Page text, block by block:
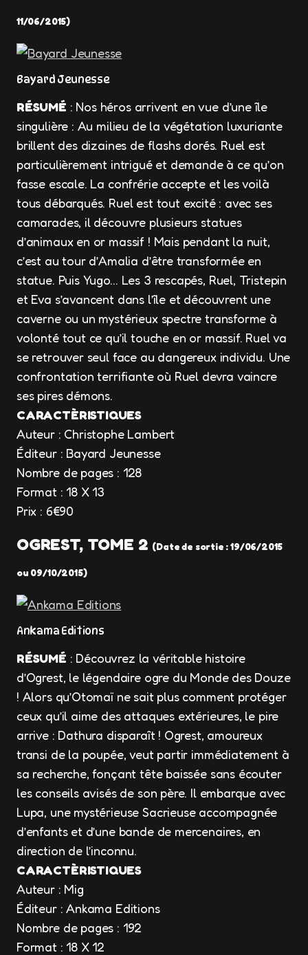
11/06/2015)
Bayard Jeunesse
RÉSUMÉ : Nos héros arrivent en vue d’une île
singulière : Au milieu de la végétation luxuriante
brillent des dizaines de flashs dorés. Ruel est
particulièrement intrigué et demande à ce qu’on
fasse escale. La confrérie accepte et les voilà
tous débarqués. Ruel est tout excité : avec ses
camarades, il découvre plusieurs statues
d’animaux en or massif ! Mais pendant la nuit,
c’est au tour d’Amalia d’être transformée en
statue. Puis Yugo… Les 3 rescapés, Ruel, Tristepin
et Eva s’avancent dans l’île et découvrent une
caverne ou un mystérieux spectre transforme à
volonté tout ce qu’il touche en or massif. Ruel va
se retrouver seul face au dangereux individu. Une
confrontation terrifiante où Ruel devra vaincre
ses pires démons.
CARACTÈRISTIQUES
Auteur : Christophe Lambert
Éditeur : Bayard Jeunesse
Nombre de pages : 128
Format : 18 X 13
Prix : 6€90
OGREST, TOME 2 (Date de sortie : 19/06/2015
ou 09/10/2015)
Ankama Editions
RÉSUMÉ : Découvrez la véritable histoire
d’Ogrest, le légendaire ogre du Monde des Douze
! Alors qu’Otomaï ne sait plus comment protéger
ceux qu’il aime des attaques extérieures, le pire
arrive : Dathura disparaît ! Ogrest, amoureux
transi de la poupée, veut partir immédiatement à
sa recherche, fonçant tête baissée sans écouter
les conseils avisés de son père. Il embarque avec
Lupa, une mystérieuse Sacrieuse accompagnée
d’enfants et d’une bande de mercenaires, en
direction de l’inconnu.
CARACTÈRISTIQUES
Auteur : Mig
Éditeur : Ankama Editions
Nombre de pages : 192
Format : 18 X 12